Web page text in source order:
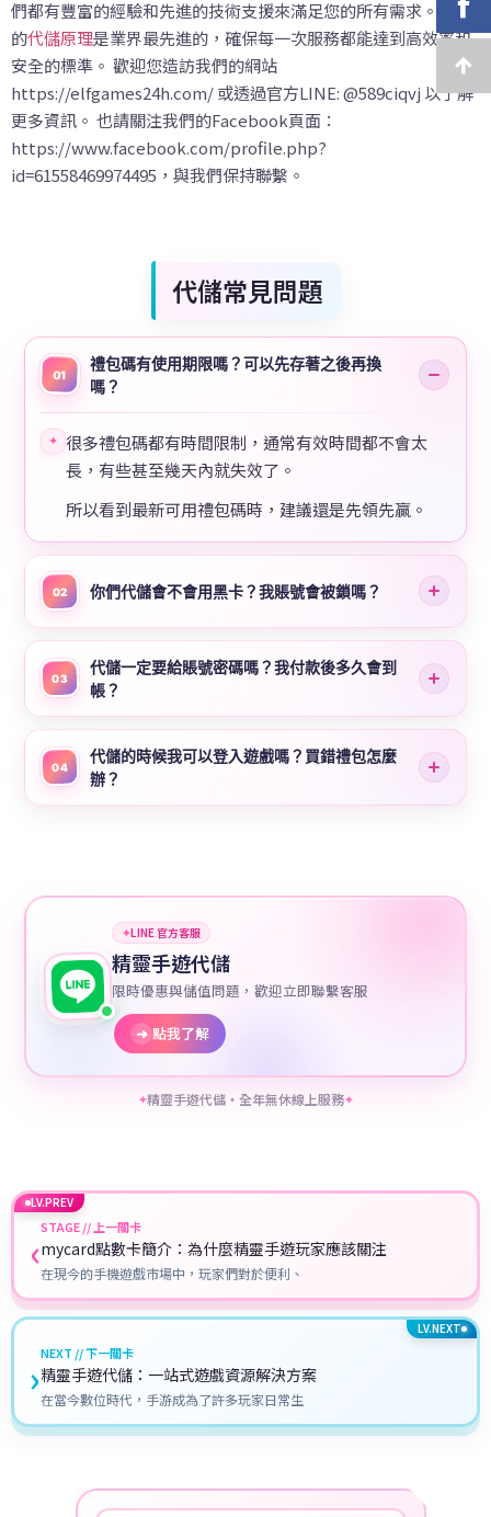
們都有豐富的經驗和先進的技術支援來滿足您的所有需求。 我們
的代儲原理是業界最先進的，確保每一次服務都能達到高效率和
安全的標準。 歡迎您造訪我們的網站
https://elfgames24h.com/ 或透過官方LINE: @589ciqvj 以了解
更多資訊。 也請關注我們的Facebook頁面：
https://www.facebook.com/profile.php?
id=61558469974495，與我們保持聯繫。
代儲常見問題
01
禮包碼有使用期限嗎？可以先存著之後再換
嗎？
✦ 很多禮包碼都有時間限制，通常有效時間都不會太
長，有些甚至幾天內就失效了。
所以看到最新可用禮包碼時，建議還是先領先贏。
02 你們代儲會不會用黑卡？我賬號會被鎖嗎？
03
代儲一定要給賬號密碼嗎？我付款後多久會到
帳？
04
代儲的時候我可以登入遊戲嗎？買錯禮包怎麼
辦？
✦LINE 官方客服
精靈手遊代儲
限時優惠與儲值問題，歡迎立即聯繫客服
➜ 點我了解
✦精靈手遊代儲・全年無休線上服務✦
LV.PREV
‹STAGE // 上一關卡
mycard點數卡簡介：為什麼精靈手遊玩家應該關注
在現今的手機遊戲市場中，玩家們對於便利、
LV.NEXT
NEXT // 下一關卡
精靈手遊代儲：一站式遊戲資源解決方案
在當今數位時代，手游成為了許多玩家日常生
›